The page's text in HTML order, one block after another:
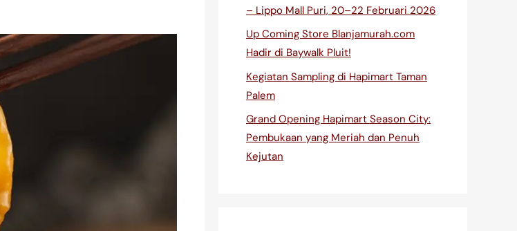
– Lippo Mall Puri, 20–22 Februari 2026
Up Coming Store Blanjamurah.com
Hadir di Baywalk Pluit!
Kegiatan Sampling di Hapimart Taman
Palem
Grand Opening Hapimart Season City:
Pembukaan yang Meriah dan Penuh
Kejutan